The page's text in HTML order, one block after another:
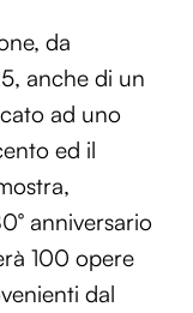
da
anche di un
ad uno
ed il
anniversario
100 opere
dal